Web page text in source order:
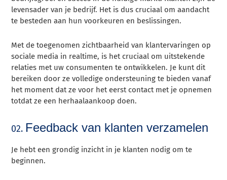
levensader van je bedrijf. Het is dus cruciaal om aandacht
te besteden aan hun voorkeuren en beslissingen.
Met de toegenomen zichtbaarheid van klantervaringen op
sociale media in realtime, is het cruciaal om uitstekende
relaties met uw consumenten te ontwikkelen. Je kunt dit
bereiken door ze volledige ondersteuning te bieden vanaf
het moment dat ze voor het eerst contact met je opnemen
totdat ze een herhaalaankoop doen.
02. Feedback van klanten verzamelen
Je hebt een grondig inzicht in je klanten nodig om te
beginnen.